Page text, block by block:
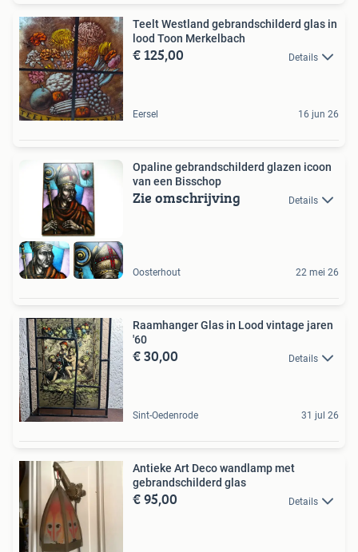
Teelt Westland gebrandschilderd glas in
lood Toon Merkelbach
€ 125,00 Details
Eersel 16 jun 26
Opaline gebrandschilderd glazen icoon
van een Bisschop
Zie omschrijving Details
Oosterhout 22 mei 26
Raamhanger Glas in Lood vintage jaren
'60
€ 30,00 Details
Sint-Oedenrode 31 jul 26
Antieke Art Deco wandlamp met
gebrandschilderd glas
€ 95,00 Details